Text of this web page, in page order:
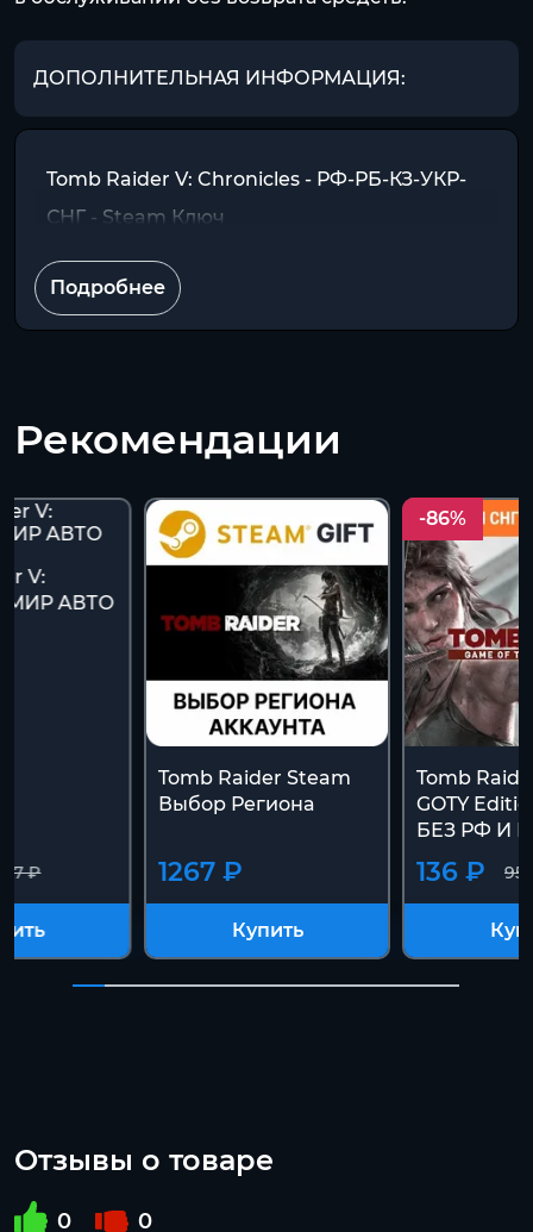
ДОПОЛНИТЕЛЬНАЯ ИНФОРМАЦИЯ:
Tomb Raider V: Chronicles - РФ-РБ-КЗ-УКР-
СНГ - Steam Ключ
Подробнее
Рекомендации
V:
МИР АВТО
₽
Tomb Raider Steam
Выбор Региона
1267 ₽
Купить
-86%
Tomb
GOTY
БЕЗ РФ И
136 ₽
Отзывы о товаре
0 0